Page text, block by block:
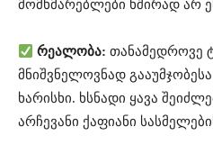
მომხმარებლები ხშირად არ
რეალობა: თანამედროვე
მნიშვნელოვნად
ხარისხი. ხსნადი ყავა
არჩევანი ქაფიანი